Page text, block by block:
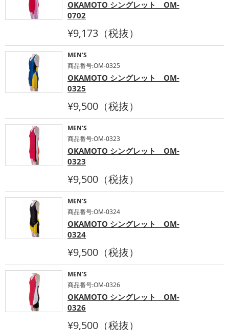
OKAMOTO シングレット OM-
0702
¥9,173（税抜）
MEN'S
商品番号:OM-0325
OKAMOTO シングレット OM-
0325
¥9,500（税抜）
MEN'S
商品番号:OM-0323
OKAMOTO シングレット OM-
0323
¥9,500（税抜）
MEN'S
商品番号:OM-0324
OKAMOTO シングレット OM-
0324
¥9,500（税抜）
MEN'S
商品番号:OM-0326
OKAMOTO シングレット OM-
0326
¥9,500（税抜）